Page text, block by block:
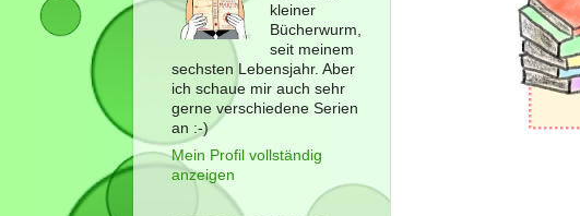
kleiner
Bücherwurm,
seit meinem
sechsten Lebensjahr. Aber
ich schaue mir auch sehr
gerne verschiedene Serien
an :-)
Mein Profil vollständig
anzeigen